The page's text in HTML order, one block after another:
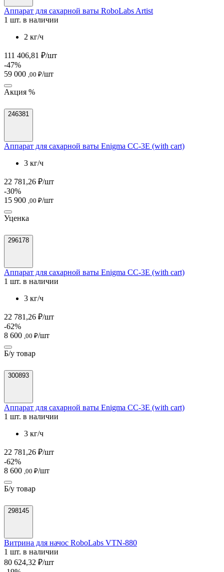
Аппарат для сахарной ваты RoboLabs Artist
1 шт. в наличии
2 кг/ч
111 406,81 ₽/шт
-47%
59 000 ,00 ₽/шт
Акция %
246381
Аппарат для сахарной ваты Enigma CC-3E (with cart)
3 кг/ч
22 781,26 ₽/шт
-30%
15 900 ,00 ₽/шт
Уценка
296178
Аппарат для сахарной ваты Enigma CC-3E (with cart)
1 шт. в наличии
3 кг/ч
22 781,26 ₽/шт
-62%
8 600 ,00 ₽/шт
Б/у товар
300893
Аппарат для сахарной ваты Enigma CC-3E (with cart)
1 шт. в наличии
3 кг/ч
22 781,26 ₽/шт
-62%
8 600 ,00 ₽/шт
Б/у товар
298145
Витрина для начос RoboLabs VTN-880
1 шт. в наличии
80 624,32 ₽/шт